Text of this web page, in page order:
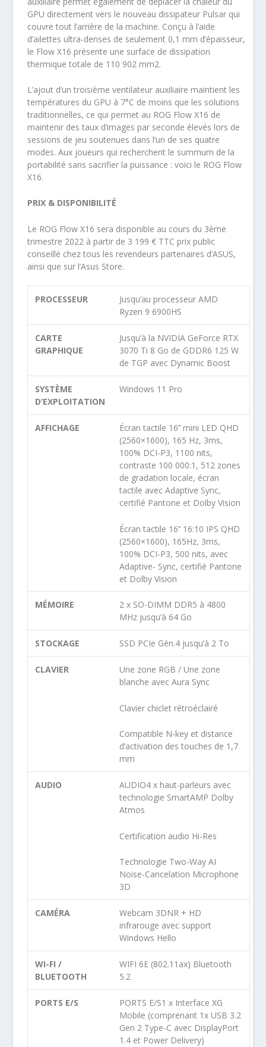
GPU directement vers le nouveau dissipateur Pulsar qui
couvre tout l’arrière de la machine. Conçu à l’aide
d’ailettes ultra-denses de seulement 0,1 mm d’épaisseur,
le Flow X16 présente une surface de dissipation
thermique totale de 110 902 mm2.
L’ajout d’un troisième ventilateur auxiliaire maintient les
températures du GPU à 7°C de moins que les solutions
traditionnelles, ce qui permet au ROG Flow X16 de
maintenir des taux d’images par seconde élevés lors de
sessions de jeu soutenues dans l’un de ses quatre
modes. Aux joueurs qui recherchent le summum de la
portabilité sans sacrifier la puissance : voici le ROG Flow
X16.
PRIX & DISPONIBILITÉ
Le ROG Flow X16 sera disponible au cours du 3ème
trimestre 2022 à partir de 3 199 € TTC prix public
conseillé chez tous les revendeurs partenaires d’ASUS,
ainsi que sur l’Asus Store.
PROCESSEUR
Jusqu’au processeur AMD
Ryzen 9 6900HS
CARTE
GRAPHIQUE
Jusqu’à la NVIDIA GeForce RTX
3070 Ti 8 Go de GDDR6 125 W
de TGP avec Dynamic Boost
SYSTÈME
D’EXPLOITATION
Windows 11 Pro
AFFICHAGE
Écran tactile 16’’ mini LED QHD
(2560×1600), 165 Hz, 3ms,
100% DCI-P3, 1100 nits,
contraste 100 000:1, 512 zones
de gradation locale, écran
tactile avec Adaptive Sync,
certifié Pantone et Dolby Vision
Écran tactile 16’’ 16:10 IPS QHD
(2560×1600), 165Hz, 3ms,
100% DCI-P3, 500 nits, avec
Adaptive- Sync, certifié Pantone
et Dolby Vision
MÉMOIRE
2 x SO-DIMM DDR5 à 4800
MHz jusqu’à 64 Go
STOCKAGE SSD PCIe Gén.4 jusqu’à 2 To
CLAVIER
Une zone RGB / Une zone
blanche avec Aura Sync
Clavier chiclet rétroéclairé
Compatible N-key et distance
d’activation des touches de 1,7
mm
AUDIO
AUDIO4 x haut-parleurs avec
technologie SmartAMP Dolby
Atmos
Certification audio Hi-Res
Technologie Two-Way AI
Noise-Cancelation Microphone
3D
CAMÉRA
Webcam 3DNR + HD
infrarouge avec support
Windows Hello
WI-FI /
BLUETOOTH
WIFI 6E (802.11ax) Bluetooth
5.2
PORTS E/S
PORTS E/S1 x Interface XG
Mobile (comprenant 1x USB 3.2
Gen 2 Type-C avec DisplayPort
1.4 et Power Delivery)